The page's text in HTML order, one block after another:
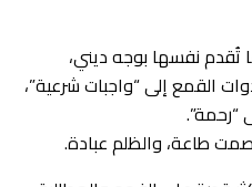
تُقدم نفسها بوجه ديني،
القمع إلى “واجبات شرعية”،
“رحمة”.
طاعة، والظلم عبادة.